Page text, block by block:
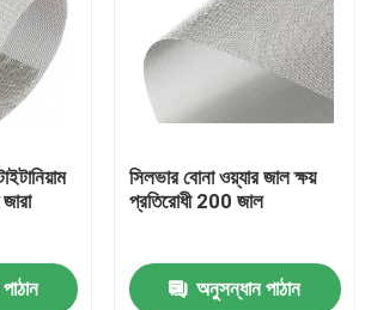
সিলভার বোনা ওয়্যার জাল ক্ষয়
প্রতিরোধী 200 জাল
অনুসন্ধান পাঠান